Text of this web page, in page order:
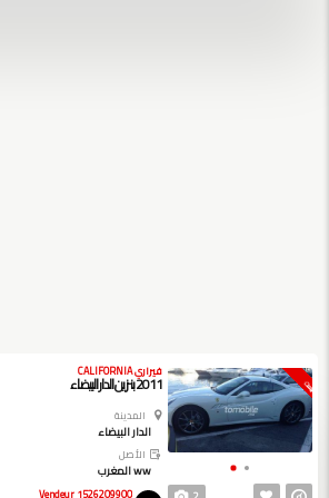
بيعت
فيراري CALIFORNIA
2011 بنزين الدار البيضاء
المدينة
الدار البيضاء
الأصل
ww المغرب
Vendeur 1526209900